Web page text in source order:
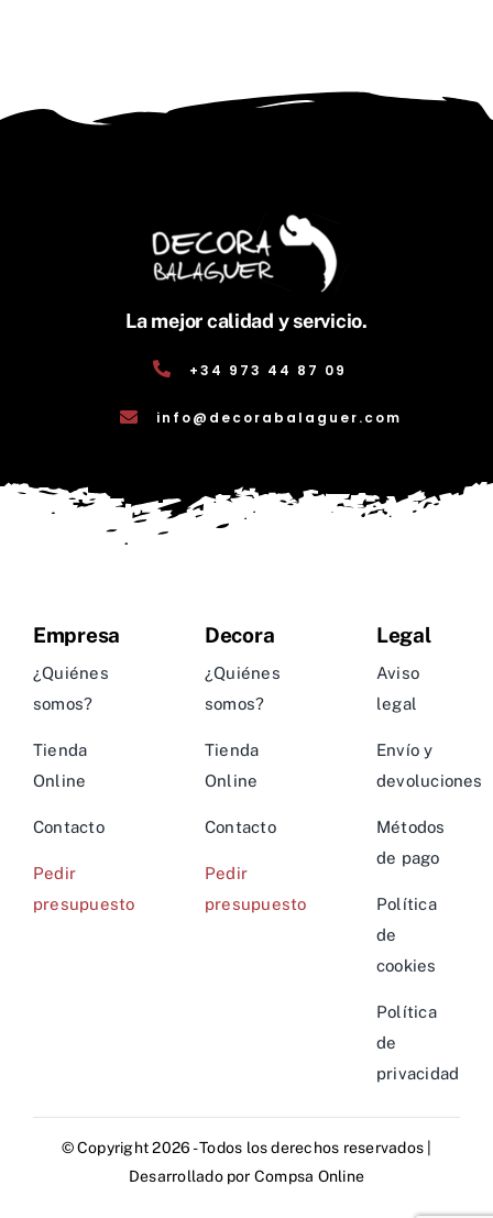
La mejor calidad y servicio.
+34 973 44 87 09
info@decorabalaguer.com
Empresa
¿Quiénes
somos?
Tienda
Online
Contacto
Pedir
presupuesto
Decora
¿Quiénes
somos?
Tienda
Online
Contacto
Pedir
presupuesto
Legal
Aviso
legal
Envío y
devoluciones
Métodos
de pago
Política
de
cookies
Política
de
privacidad
© Copyright 2026 - Todos los derechos reservados |
Desarrollado por Compsa Online